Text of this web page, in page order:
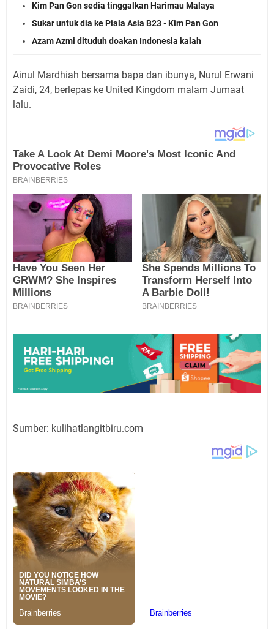
Kim Pan Gon sedia tinggalkan Harimau Malaya
Sukar untuk dia ke Piala Asia B23 - Kim Pan Gon
Azam Azmi dituduh doakan Indonesia kalah
Ainul Mardhiah bersama bapa dan ibunya, Nurul Erwani
Zaidi, 24, berlepas ke United Kingdom malam Jumaat
lalu.
Sumber: kulihatlangitbiru.com